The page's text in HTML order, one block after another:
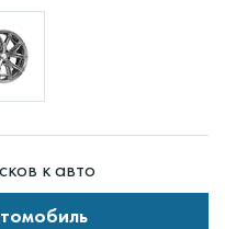
к авто